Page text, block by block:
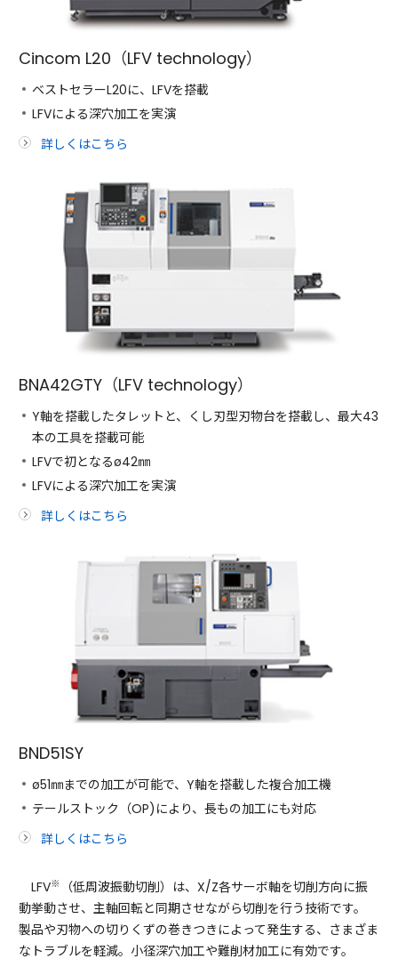
Cincom L20（LFV technology）
ベストセラーL20に、LFVを搭載
LFVによる深穴加工を実演
詳しくはこちら
BNA42GTY（LFV technology）
Y軸を搭載したタレットと、くし刃型刃物台を搭載し、最大43
本の工具を搭載可能
LFVで初となるø42㎜
LFVによる深穴加工を実演
詳しくはこちら
BND51SY
ø51㎜までの加工が可能で、Y軸を搭載した複合加工機
テールストック（OP)により、長もの加工にも対応
詳しくはこちら
LFV※
（低周波振動切削）は、X/Z各サーボ軸を切削方向に振
動挙動させ、主軸回転と同期させながら切削を行う技術です。
製品や刃物への切りくずの巻きつきによって発生する、さまざま
なトラブルを軽減。小径深穴加工や難削材加工に有効です。